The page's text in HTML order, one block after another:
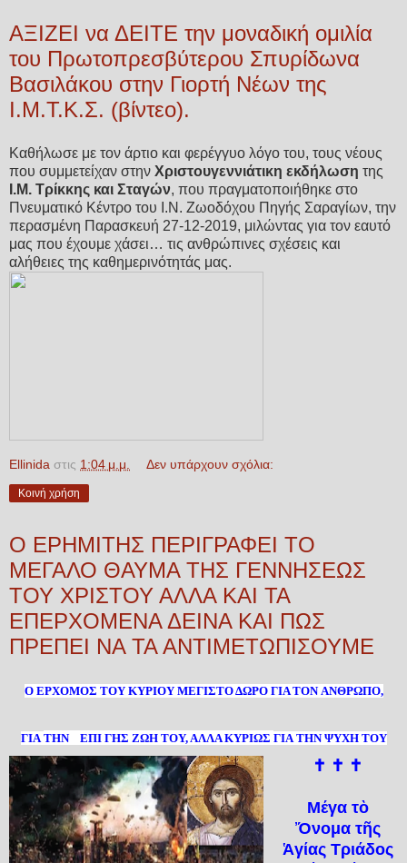
ΑΞΙΖΕΙ να ΔΕΙΤΕ την μοναδική ομιλία
του Πρωτοπρεσβύτερου Σπυρίδωνα
Βασιλάκου στην Γιορτή Νέων της
Ι.Μ.Τ.Κ.Σ. (βίντεο).
Καθήλωσε με τον άρτιο και φερέγγυο λόγο του, τους νέους
που συμμετείχαν στην Χριστουγεννιάτικη εκδήλωση της
Ι.Μ. Τρίκκης και Σταγών, που πραγματοποιήθηκε στο
Πνευματικό Κέντρο του Ι.Ν. Ζωοδόχου Πηγής Σαραγίων, την
περασμένη Παρασκευή 27-12-2019, μιλώντας για τον εαυτό
μας που έχουμε χάσει… τις ανθρώπινες σχέσεις και
αλήθειες της καθημερινότητάς μας.
Ellinida στις 1:04 μ.μ. Δεν υπάρχουν σχόλια:
Κοινή χρήση
Ο ΕΡΗΜΙΤΗΣ ΠΕΡΙΓΡΑΦΕΙ ΤΟ
ΜΕΓΑΛΟ ΘΑΥΜΑ ΤΗΣ ΓΕΝΝΗΣΕΩΣ
ΤΟΥ ΧΡΙΣΤΟΥ ΑΛΛΑ ΚΑΙ ΤΑ
ΕΠΕΡΧΟΜΕΝΑ ΔΕΙΝΑ ΚΑΙ ΠΩΣ
ΠΡΕΠΕΙ ΝΑ ΤΑ ΑΝΤΙΜΕΤΩΠΙΣΟΥΜΕ
Ο ΕΡΧΟΜΟΣ ΤΟΥ ΚΥΡΙΟΥ ΜΕΓΙΣΤΟ ΔΩΡΟ ΓΙΑ ΤΟΝ ΑΝΘΡΩΠΟ,
ΓΙΑ ΤΗΝ ΕΠΙ ΓΗΣ ΖΩΗ ΤΟΥ, ΑΛΛΑ ΚΥΡΙΩΣ ΓΙΑ ΤΗΝ ΨΥΧΗ ΤΟΥ
✝ ✝ ✝
Μέγα τὸ
Ὄνομα τῆς
Ἁγίας Τριάδος